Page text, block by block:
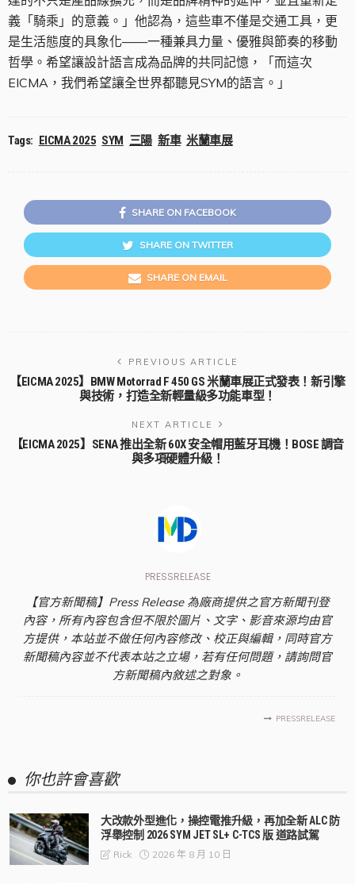
義「騎乘」的意義。」他認為，這些車不僅是交通工具，更
是生活態度的具象化——一種兼具力量、優雅與節奏的移動
哲學。希望讓設計語言成為品牌的共同記憶，「而這次
EICMA，我們希望讓全世界都聽見SYM的語言。」
Tags: EICMA 2025 SYM 三陽 新車 米蘭車展
SHARE ON FACEBOOK
SHARE ON TWITTER
SHARE ON EMAIL
PREVIOUS ARTICLE
【EICMA 2025】BMW Motorrad F 450 GS 米蘭車展正式發表！新引擎
與技術，打造全新輕量級多功能車型！
NEXT ARTICLE
【EICMA 2025】SENA 推出全新 60X 安全帽用藍牙耳機！BOSE 調音
與多項硬體升級！
PRESSRELEASE
【官方新聞稿】Press Release 為廠商提供之官方新聞刊登
內容，所有內容包含但不限於圖片、文字、影音來源均由官
方提供，本站並不做任何內容修改、校正與編輯，同時官方
新聞稿內容並不代表本站之立場，若有任何問題，請詢問官
方新聞稿內敘述之對象。
PRESSRELEASE
你也許會喜歡
大改款外型進化，操控電推升級，再加全新 ALC 防
浮舉控制 2026 SYM JET SL+ C-TCS 版 道路試駕
Rick 2026 年 8 月 10 日